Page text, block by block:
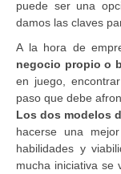
puede ser una
damos las claves
A la hora de
negocio propio o
en juego,
paso que debe
Los dos modelos
hacerse una
habilidades y
mucha iniciativa se